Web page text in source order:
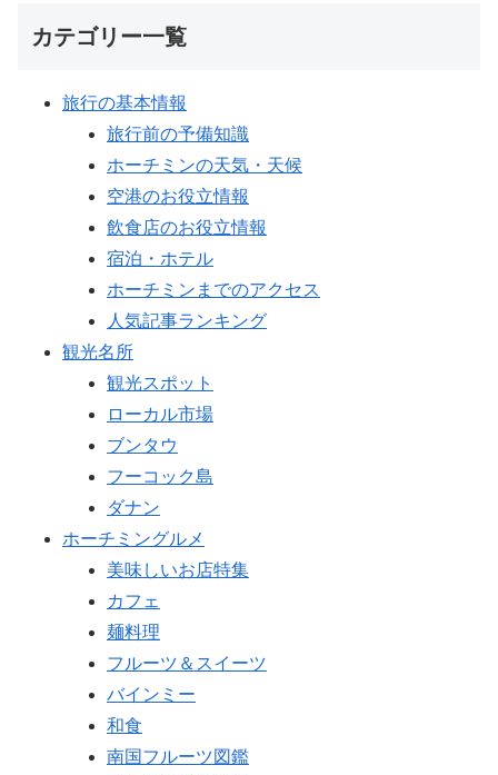
カテゴリー一覧
旅行の基本情報
旅行前の予備知識
ホーチミンの天気・天候
空港のお役立情報
飲食店のお役立情報
宿泊・ホテル
ホーチミンまでのアクセス
人気記事ランキング
観光名所
観光スポット
ローカル市場
ブンタウ
フーコック島
ダナン
ホーチミングルメ
美味しいお店特集
カフェ
麺料理
フルーツ＆スイーツ
バインミー
和食
南国フルーツ図鑑